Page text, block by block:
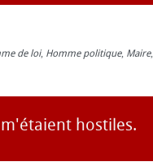
de loi, Homme politique, Maire,
hostiles.